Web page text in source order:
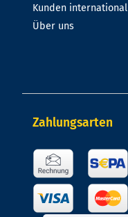
Kunden international
Über uns
Zahlungsarten